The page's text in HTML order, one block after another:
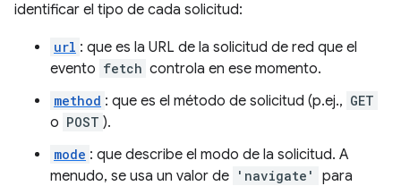
identificar el tipo de cada solicitud:
url : que es la URL de la solicitud de red que el
evento fetch controla en ese momento.
method : que es el método de solicitud (p.ej., GET
o POST ).
mode : que describe el modo de la solicitud. A
menudo, se usa un valor de 'navigate'
para